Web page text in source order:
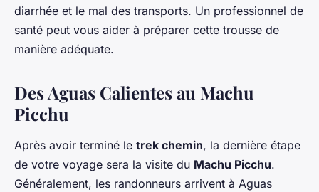
diarrhée et le mal des transports. Un professionnel de
santé peut vous aider à préparer cette trousse de
manière adéquate.
Des Aguas Calientes au Machu
Picchu
Après avoir terminé le trek chemin, la dernière étape
de votre voyage sera la visite du Machu Picchu.
Généralement, les randonneurs arrivent à Aguas